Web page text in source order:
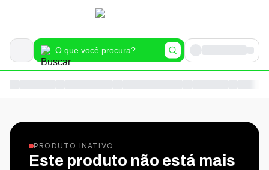
PRODUTO INATIVO
Este produto não está mais